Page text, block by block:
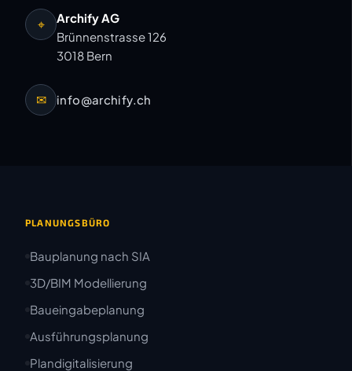
⌖
Archify AG
Brünnenstrasse 126
3018 Bern
✉ info@archify.ch
PLANUNGSBÜRO
Bauplanung nach SIA
3D/BIM Modellierung
Baueingabeplanung
Ausführungsplanung
Plandigitalisierung